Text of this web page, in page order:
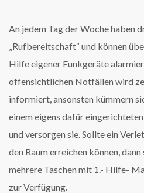
An jedem Tag der Woche haben
„Rufbereitschaft“ und können
Hilfe eigener Funkgeräte
offensichtlichen Notfällen wird
informiert, ansonsten kümmern
einem eigens dafür
und versorgen sie. Sollte ein
den Raum erreichen können,
mehrere Taschen mit 1.- Hilfe-
zur Verfügung.